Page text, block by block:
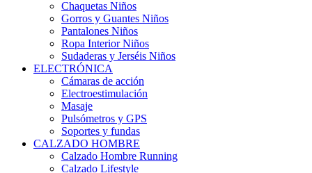
Chaquetas Niños
Gorros y Guantes Niños
Pantalones Niños
Ropa Interior Niños
Sudaderas y Jerséis Niños
ELECTRÓNICA
Cámaras de acción
Electroestimulación
Masaje
Pulsómetros y GPS
Soportes y fundas
CALZADO HOMBRE
Calzado Hombre Running
Calzado Lifestyle